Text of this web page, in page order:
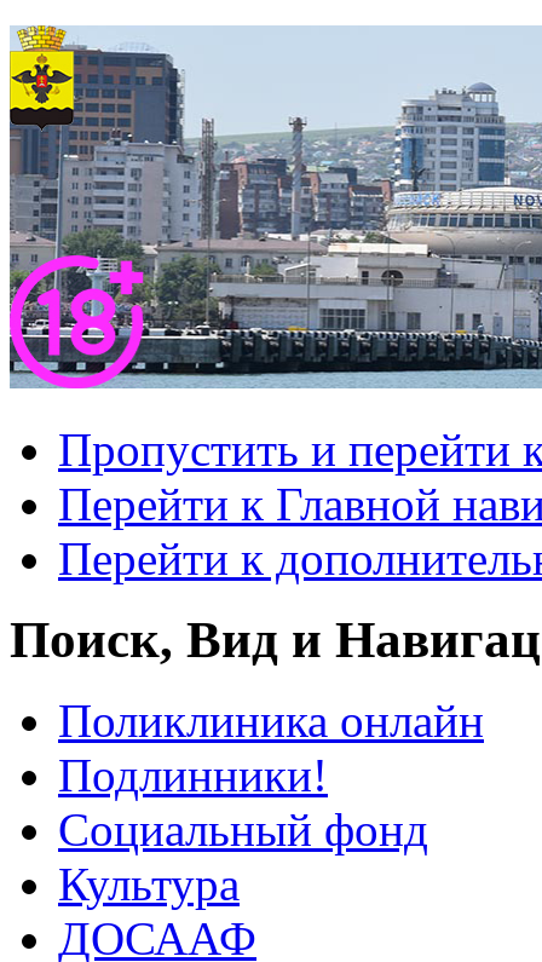
Пропустить и перейти
Перейти к Главной
Перейти к
Поиск, Вид и
Поликлиника онлайн
Подлинники!
Социальный фонд
Культура
ДОСААФ